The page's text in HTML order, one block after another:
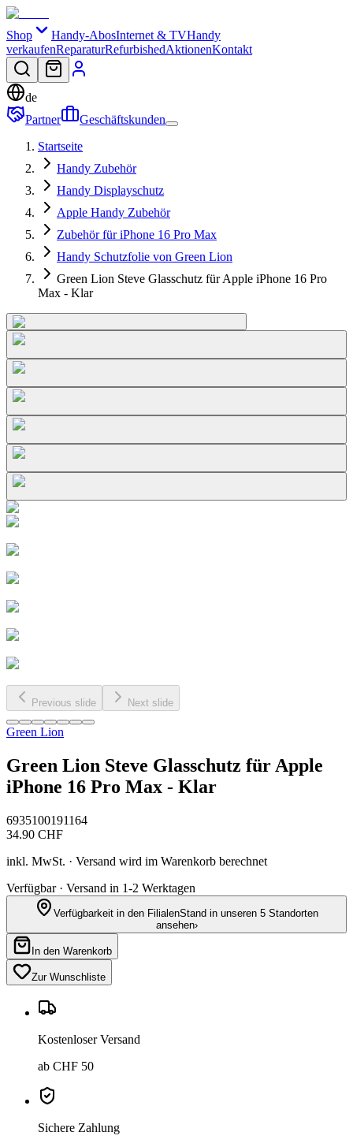
Shop Handy-AbosInternet & TVHandy
verkaufenReparaturRefurbishedAktionenKontakt
de
Partner
Geschäftskunden
Startseite
Handy Zubehör
Handy Displayschutz
Apple Handy Zubehör
Zubehör für iPhone 16 Pro Max
Handy Schutzfolie von Green Lion
Green Lion Steve Glasschutz für Apple iPhone 16 Pro
Max - Klar
Previous slide Next slide
Green Lion
Green Lion Steve Glasschutz für Apple
iPhone 16 Pro Max - Klar
6935100191164
34.90 CHF
inkl. MwSt. · Versand wird im Warenkorb berechnet
Verfügbar · Versand in 1-2 Werktagen
Verfügbarkeit in den FilialenStand in unseren 5 Standorten
ansehen›
In den Warenkorb
Zur Wunschliste
Kostenloser Versand
ab CHF 50
Sichere Zahlung